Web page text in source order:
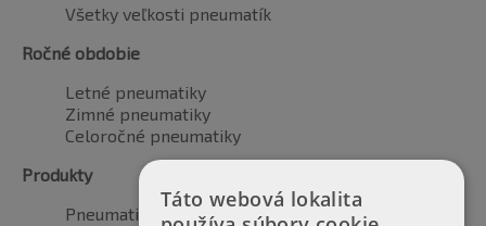
Všetky veľkosti pneumatík
Ročné obdobie
Letné pneumatiky
Zimné pneumatiky
Celoročné pneumatiky
Produkty
Pneumatiky pre automobily
Táto webová lokalita